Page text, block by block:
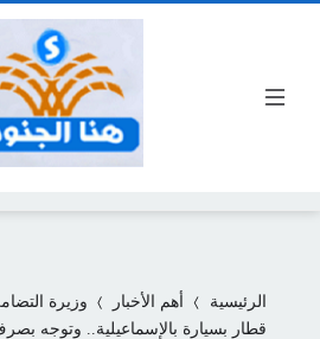
الرئيسية أهم الأخبار
وزيرة
قطار بسيارة بالإسماعيلية.. وتوجه